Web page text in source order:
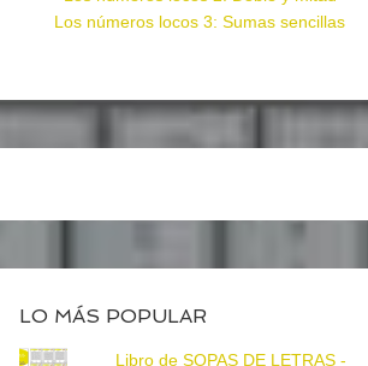
Los números locos 3: Sumas sencillas
LO MÁS POPULAR
Libro de SOPAS DE LETRAS -